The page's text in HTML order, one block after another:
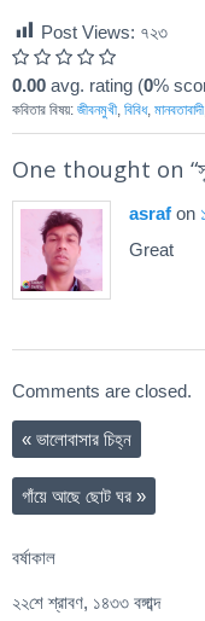
Post Views: ৭২৩
0.00 avg. rating (0%
কবিতার বিষয়: জীবনমুখী বিবিধ, মানবতাবাদী
One thought on “
asraf on
Great
Comments are closed.
« ভালোবাসার চিহ্ন
গাঁয়ে আছে ছোট ঘর »
বর্ষাকাল
২২শে শ্রাবণ, ১৪৩৩ বঙ্গাব্দ